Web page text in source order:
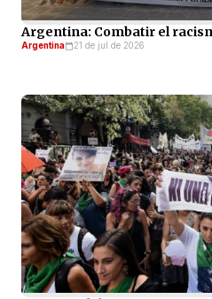
Argentina: Combatir el
Argentina 21 de jul de 2026